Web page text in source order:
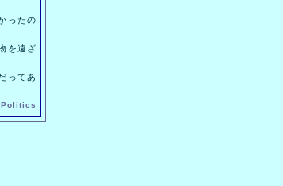
ったの
を遠ざ
ってあ
Politics